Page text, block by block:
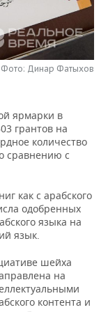
Фото: Динар Фатыхов
ярмарки в
грантов на
количество
сравнению с
как с арабского
одобренных
языка на
язык.
шейха
на
контента и